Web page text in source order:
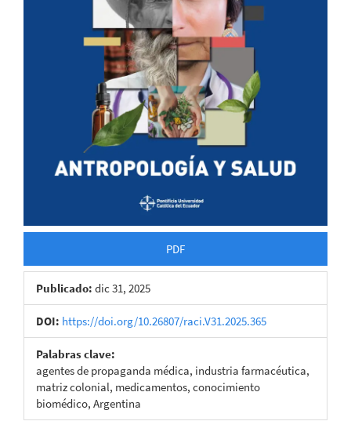
PDF
Publicado: dic 31, 2025
DOI: https://doi.org/10.26807/raci.V31.2025.365
Palabras clave:
agentes de propaganda médica, industria farmacéutica,
matriz colonial, medicamentos, conocimiento
biomédico, Argentina